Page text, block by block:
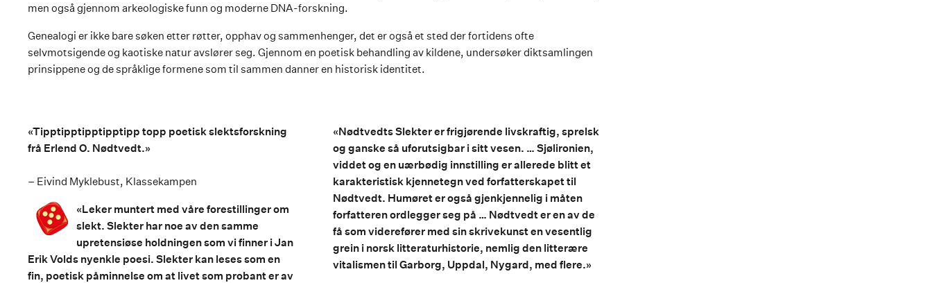
men også gjennom arkeologiske funn og moderne DNA-forskning.
Genealogi er ikke bare søken etter røtter, opphav og sammenhenger, det er også et sted der fortidens ofte
selvmotsigende og kaotiske natur avslører seg. Gjennom en poetisk behandling av kildene, undersøker diktsamlingen
prinsippene og de språklige formene som til sammen danner en historisk identitet.
«Tipptipptipptipptipp topp poetisk slektsforskning
frå Erlend O. Nødtvedt.»
– Eivind Myklebust, Klassekampen
«Leker muntert med våre forestillinger om
slekt. Slekter har noe av den samme
upretensiøse holdningen som vi finner i Jan
Erik Volds nyenkle poesi. Slekter kan leses som en
fin, poetisk påminnelse om at livet som probant er av
«Nødtvedts Slekter er frigjørende livskraftig, sprelsk
og ganske så uforutsigbar i sitt vesen. … Sjølironien,
viddet og en uærbødig innstilling er allerede blitt et
karakteristisk kjennetegn ved forfatterskapet til
Nødtvedt. Humøret er også gjenkjennelig i måten
forfatteren ordlegger seg på … Nødtvedt er en av de
få som viderefører med sin skrivekunst en vesentlig
grein i norsk litteraturhistorie, nemlig den litterære
vitalismen til Garborg, Uppdal, Nygard, med flere.»